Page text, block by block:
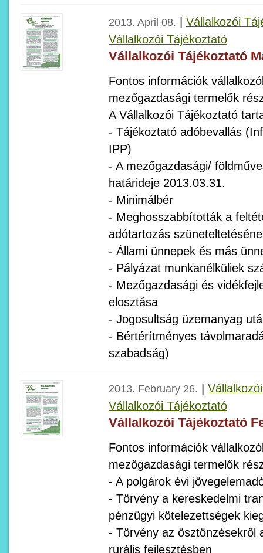
2013. April 08.
Vállalkozói
Vállalkozói Tájékoztató
Vállalkozói Tájékoztató
Fontos információk
mezőgazdasági termelők
A Vállalkozói Tájékoztató
- Tájékoztató adóbevallás
IPP)
- A mezőgazdasági/
határideje 2013.03.31.
- Minimálbér
- Meghosszabbították a
adótartozás
- Állami ünnepek és más
- Pályázat munkanélküliek
- Mezőgazdasági és
elosztása
- Jogosultság üzemanyag
- Bértérítményes
szabadság)
2013. February 26.
Vállalkozói Tájékoztató
Vállalkozói Tájékoztató
Fontos információk
mezőgazdasági termelők
- A polgárok évi
- Törvény a kereskedelmi
pénzügyi kötelezettségek
- Törvény az ösztönzésekről
rurális fejlesztésben